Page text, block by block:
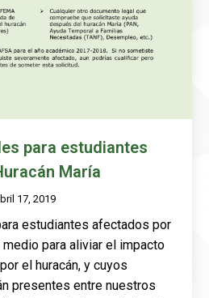
para estudiantes
María
17, 2019
estudiantes afectados por
medio para aliviar el impacto
el huracán, y cuyos
presentes entre nuestros